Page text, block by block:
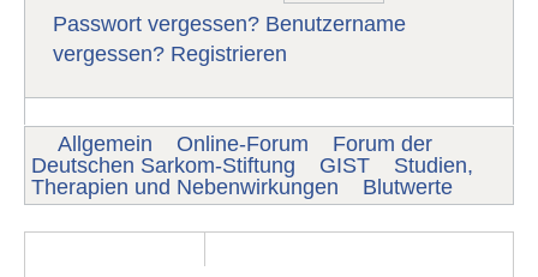
Passwort vergessen? Benutzername
vergessen? Registrieren
Allgemein Online-Forum
Forum der
Deutschen Sarkom-Stiftung
GIST
Studien,
Therapien und Nebenwirkungen
Blutwerte